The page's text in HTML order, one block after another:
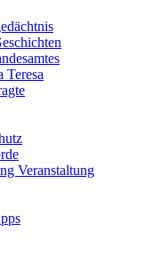
Teresa
Veranstaltung